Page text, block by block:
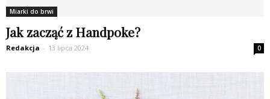
Miarki do brwi
Jak zacząć z Handpoke?
Redakcja - 13 lipca 2024 0